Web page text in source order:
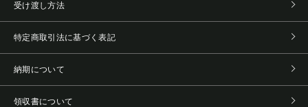
受け渡し方法
特定商取引法に基づく表記
納期について
領収書について